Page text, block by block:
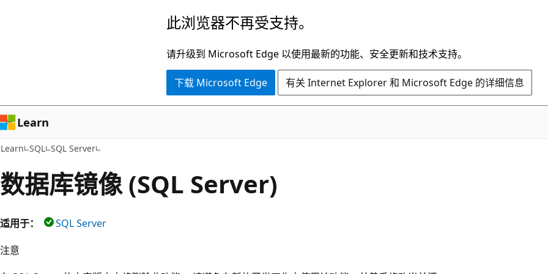
容
此浏览器不再受支持。
请升级到 Microsoft Edge 以使用最新的功能、安全更新和技术支持。
下载 Microsoft Edge 有关 Internet Explorer 和 Microsoft Edge 的详细信息
Learn
Learn SQL SQL Server
数据库镜像 (SQL Server)
适用于：
SQL Server
注意